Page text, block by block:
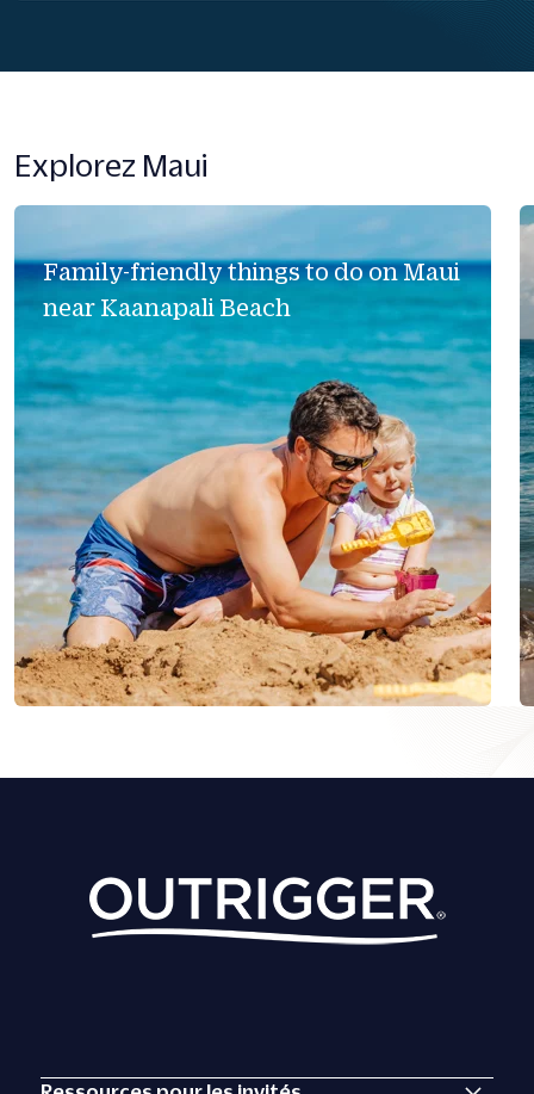
Explorez Maui
Family-friendly things to do on Maui
near Kaanapali Beach